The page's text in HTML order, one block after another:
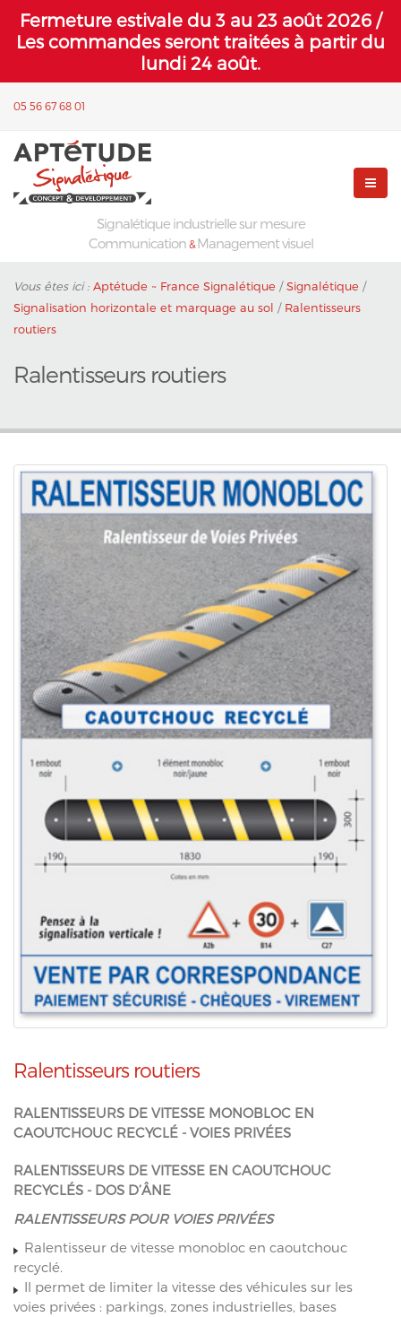
Fermeture estivale du 3 au 23 août 2026 /
Les commandes seront traitées à partir du
lundi 24 août.
05 56 67 68 01
Signalétique industrielle sur mesure
Communication & Management visuel
Vous êtes ici : Aptétude ~ France Signalétique /Signalétique /
Signalisation horizontale et marquage au sol / Ralentisseurs
routiers
Ralentisseurs routiers
Ralentisseurs routiers
RALENTISSEURS DE VITESSE MONOBLOC EN
CAOUTCHOUC RECYCLÉ - VOIES PRIVÉES
RALENTISSEURS DE VITESSE EN CAOUTCHOUC
RECYCLÉS - DOS D’ÂNE
RALENTISSEURS POUR VOIES PRIVÉES
Ralentisseur de vitesse monobloc en caoutchouc
recyclé.
Il permet de limiter la vitesse des véhicules sur les
voies privées : parkings, zones industrielles, bases